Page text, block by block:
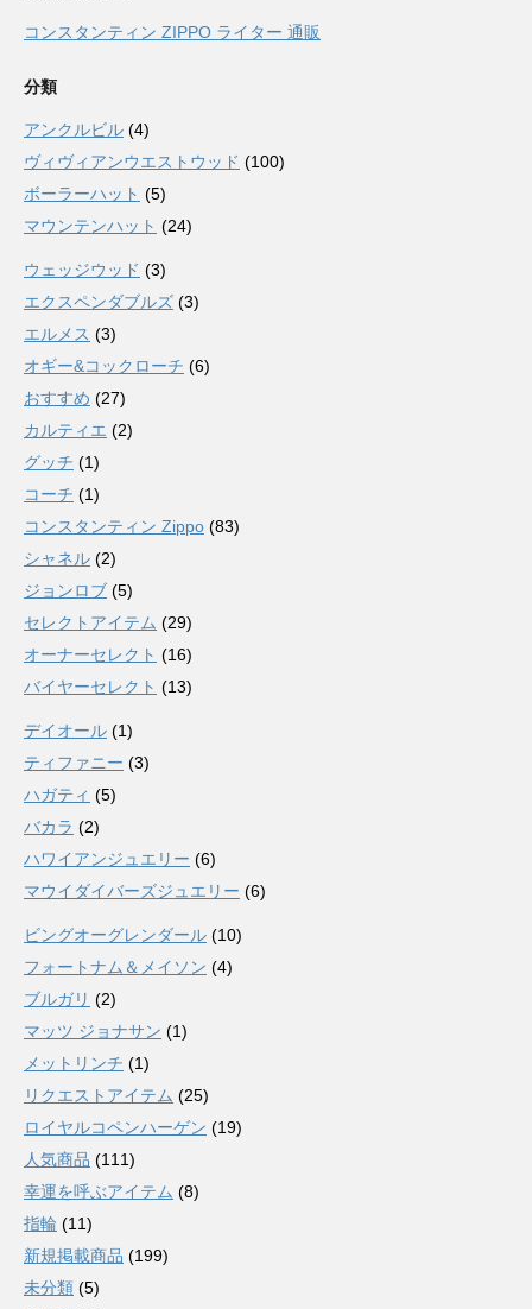
コンスタンティン ZIPPO ライター 通販
分類
アンクルビル (4)
ヴィヴィアンウエストウッド (100)
ボーラーハット (5)
マウンテンハット (24)
ウェッジウッド (3)
エクスペンダブルズ (3)
エルメス (3)
オギー&コックローチ (6)
おすすめ (27)
カルティエ (2)
グッチ (1)
コーチ (1)
コンスタンティン Zippo (83)
シャネル (2)
ジョンロブ (5)
セレクトアイテム (29)
オーナーセレクト (16)
バイヤーセレクト (13)
デイオール (1)
ティファニー (3)
ハガティ (5)
バカラ (2)
ハワイアンジュエリー (6)
マウイダイバーズジュエリー (6)
ビングオーグレンダール (10)
フォートナム＆メイソン (4)
ブルガリ (2)
マッツ ジョナサン (1)
メットリンチ (1)
リクエストアイテム (25)
ロイヤルコペンハーゲン (19)
人気商品 (111)
幸運を呼ぶアイテム (8)
指輪 (11)
新規掲載商品 (199)
未分類 (5)